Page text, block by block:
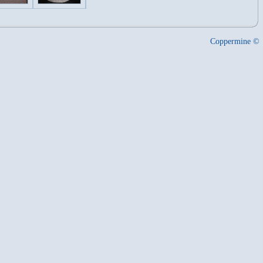
Coppermine ©